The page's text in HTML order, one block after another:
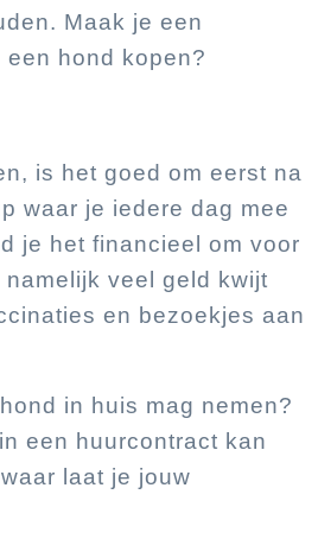
Maak je een
hond kopen?
is het goed om eerst na
waar je iedere dag mee
je het financieel om voor
veel geld kwijt
en bezoekjes aan
in huis mag nemen?
een huurcontract kan
laat je jouw